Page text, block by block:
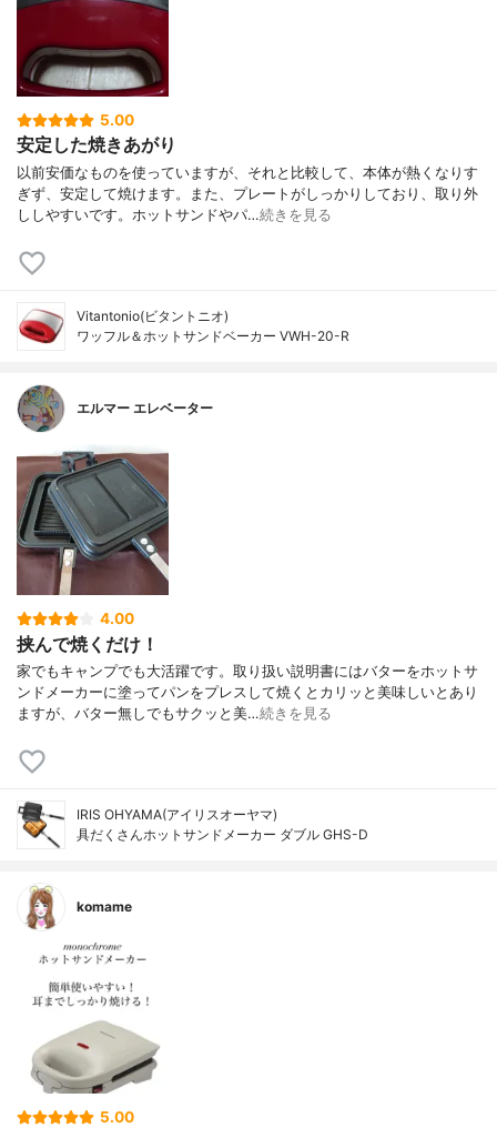
5.00
安定した焼きあがり
以前安価なものを使っていますが、それと比較して、本体が熱くなりす
ぎず、安定して焼けます。また、プレートがしっかりしており、取り外
ししやすいです。ホットサンドやパ…続きを見る
Vitantonio(ビタントニオ)
ワッフル＆ホットサンドベーカー VWH-20-R
エルマー エレベーター
4.00
挟んで焼くだけ！
家でもキャンプでも大活躍です。取り扱い説明書にはバターをホットサ
ンドメーカーに塗ってパンをプレスして焼くとカリッと美味しいとあり
ますが、バター無しでもサクッと美…続きを見る
IRIS OHYAMA(アイリスオーヤマ)
具だくさんホットサンドメーカー ダブル GHS-D
komame
5.00